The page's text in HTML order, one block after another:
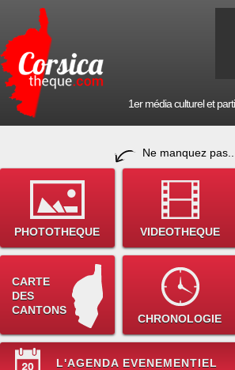
1er média culturel et
Ne manquez pas...
PHOTOTHEQUE VIDEOTHEQUE
CARTE
DES
CANTONS
CHRONOLOGIE
L'AGENDA EVENEMENTIEL